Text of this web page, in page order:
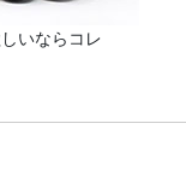
いならコレ